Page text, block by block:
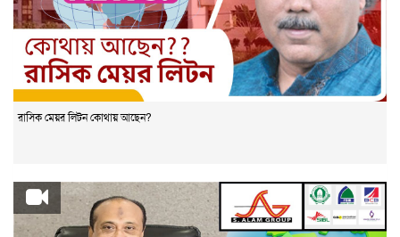
রাসিক মেয়র লিটন কোথায় আছেন?